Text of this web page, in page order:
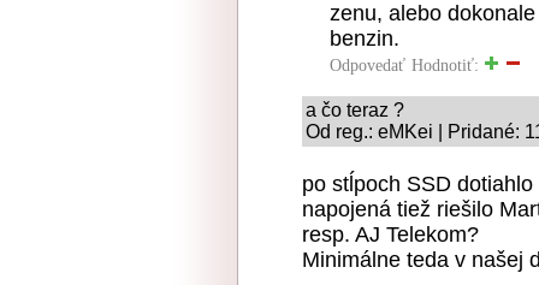
zenu, alebo
benzin.
Odpovedať Hodnotiť:
a čo teraz ?
Od reg.: eMKei | Pridané:
po stĺpoch SSD
napojená tiež riešilo
resp. AJ Telekom?
Minimálne teda v našej